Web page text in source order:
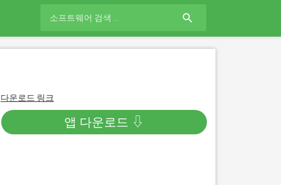
search
다운로드 링크
앱 다운로드 ⇩